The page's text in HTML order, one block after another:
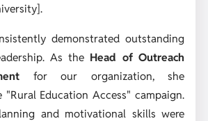
demonstrated outstanding
As the Head of Outreach
for our organization, she
"Rural Education Access" campaign.
and motivational skills were